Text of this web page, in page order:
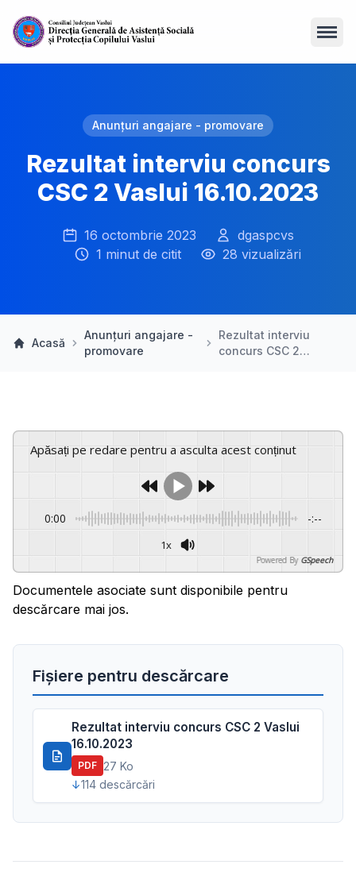
Anunțuri angajare - promovare
Rezultat interviu concurs
CSC 2 Vaslui 16.10.2023
16 octombrie 2023
dgaspcvs
1 minut de citit
28 vizualizări
Acasă
Anunțuri angajare -
promovare
Rezultat interviu
concurs CSC 2…
Apăsați pe redare pentru a asculta acest conținut
0:00 -:--
1x
Powered By GSpeech
Documentele asociate sunt disponibile pentru
descărcare mai jos.
Fișiere pentru descărcare
Rezultat interviu concurs CSC 2 Vaslui
16.10.2023
PDF 27 Ko
114 descărcări